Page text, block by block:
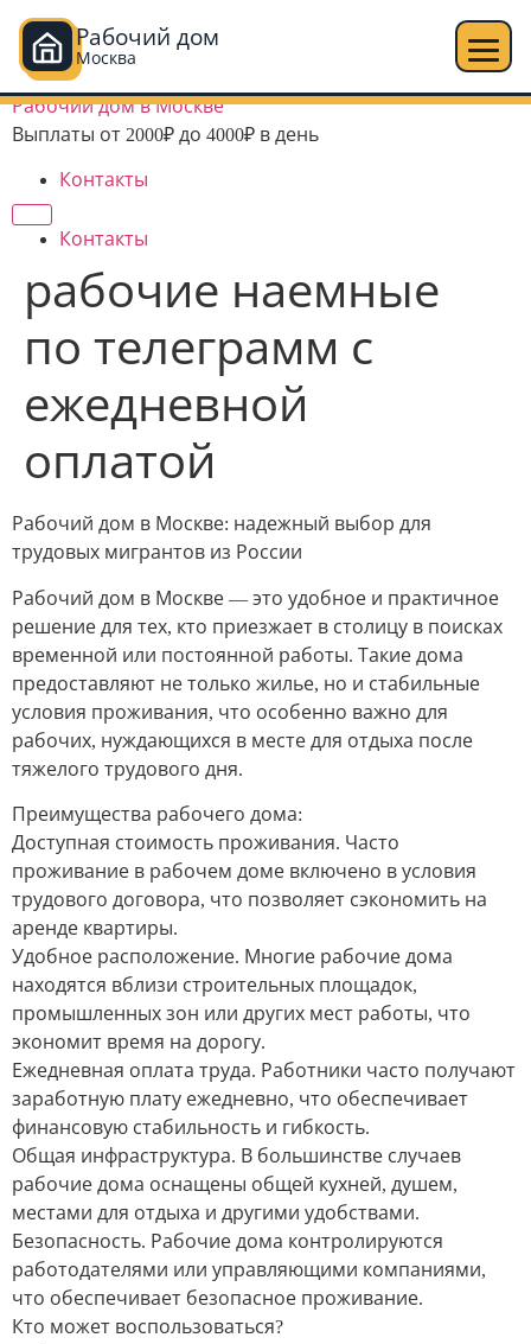
Рабочий дом
Москва
Перейти
Рабочий дом в Москве
Выплаты от 2000₽ до 4000₽ в день
Контакты
Контакты
рабочие наемные
по телеграмм с
ежедневной
оплатой
Рабочий дом в Москве: надежный выбор для
трудовых мигрантов из России
Рабочий дом в Москве — это удобное и практичное
решение для тех, кто приезжает в столицу в поисках
временной или постоянной работы. Такие дома
предоставляют не только жилье, но и стабильные
условия проживания, что особенно важно для
рабочих, нуждающихся в месте для отдыха после
тяжелого трудового дня.
Преимущества рабочего дома:
Доступная стоимость проживания. Часто
проживание в рабочем доме включено в условия
трудового договора, что позволяет сэкономить на
аренде квартиры.
Удобное расположение. Многие рабочие дома
находятся вблизи строительных площадок,
промышленных зон или других мест работы, что
экономит время на дорогу.
Ежедневная оплата труда. Работники часто получают
заработную плату ежедневно, что обеспечивает
финансовую стабильность и гибкость.
Общая инфраструктура. В большинстве случаев
рабочие дома оснащены общей кухней, душем,
местами для отдыха и другими удобствами.
Безопасность. Рабочие дома контролируются
работодателями или управляющими компаниями,
что обеспечивает безопасное проживание.
Кто может воспользоваться?